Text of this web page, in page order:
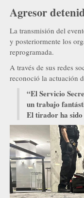
Agresor
La transmisión del
y posteriormente los
reprogramada.
A través de sus redes
reconoció la actuación
“El Servicio
un trabajo
El tirador ha sido